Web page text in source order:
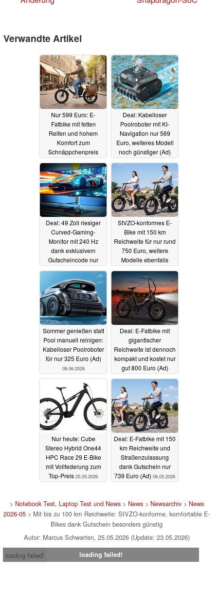
Verwandte Artikel
Nur 599 Euro: E-
Fatbike mit fetten
Reifen und hohem
Komfort zum
Schnäppchenpreis
01.07.2026
Deal: Kabelloser
Poolroboter mit KI-
Navigation nur 569
Euro, weiteres Modell
noch günstiger (Ad)
28.06.2026
Deal: 49 Zoll riesiger
Curved-Gaming-
Monitor mit 240 Hz
dank exklusivem
Gutscheincode nur
22.06.2026
StVZO-konformes E-
Bike mit 150 km
Reichweite für nur rund
750 Euro, weitere
Modelle ebenfalls
17.06.2026
Sommer genießen statt
Pool manuell reinigen:
Kabelloser Poolroboter
für nur 325 Euro (Ad)
09.06.2026
Deal: E-Fatbike mit
gigantischer
Reichweite ist dennoch
kompakt und kostet nur
gut 800 Euro (Ad)
02.06.2026
Nur heute: Cube
Stereo Hybrid One44
HPC Race 29 E-Bike
mit Vollfederung zum
Top-Preis 25.05.2026
Deal: E-Fatbike mit 150
km Reichweite und
Straßenzulassung
dank Gutschein nur
739 Euro (Ad) 06.05.2026
> Notebook Test, Laptop Test und News> News> Newsarchiv> News
2026-05> Mit bis zu 100 km Reichweite: StVZO-konforme, komfortable E-
Bikes dank Gutschein besonders günstig
Autor: Marcus Schwarten, 25.05.2026 (Update: 23.05.2026)
loading failed!
loading failed!